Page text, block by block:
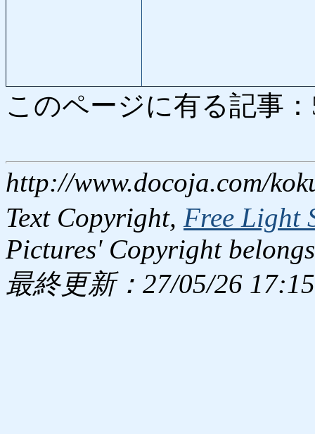
このページに有る記事
http://www.docoja.com/
Text Copyright, Free Light
Pictures' Copyright
最終更新：27/05/26 17:15